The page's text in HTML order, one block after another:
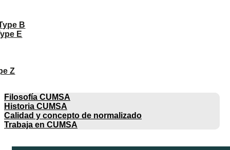
B
E
Z
Filosofía CUMSA
Historia CUMSA
Calidad y concepto de normalizado
Trabaja en CUMSA